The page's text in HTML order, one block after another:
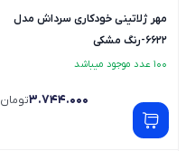
مهر ژلاتینی خودکاری سرداش مدل
6622-رنگ مشکی
100 عدد موجود میباشد
3.744.000تومان